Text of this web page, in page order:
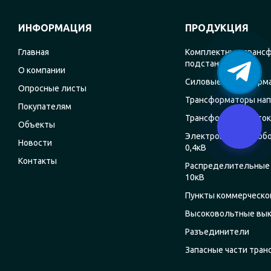
ИНФОРМАЦИЯ
Главная
О компании
Опросные листы
Покупателям
Объекты
Новости
Контакты
ПРОДУКЦИЯ
Комплектные
подстанции
Силовые
Трансформаторы
Трансформаторы
Электрощитовое
0,4кВ
Распределительные
10кВ
Пункты
Высоковольтные
Разъединители
Запасные части